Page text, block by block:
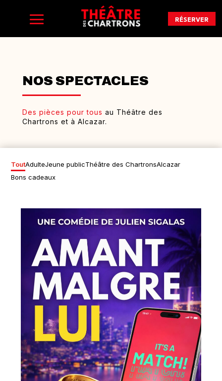
RÉSERVER
NOS SPECTACLES
Des pièces pour tous au Théâtre des
Chartrons et à Alcazar.
ToutAdulteJeune publicThéâtre des ChartronsAlcazar
Bons cadeaux